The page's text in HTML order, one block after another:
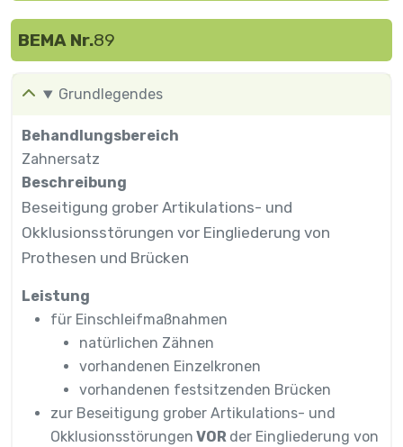
BEMA Nr.89
Grundlegendes
Behandlungsbereich
Zahnersatz
Beschreibung
Beseitigung grober Artikulations- und
Okklusionsstörungen vor Eingliederung von
Prothesen und Brücken
Leistung
für Einschleifmaßnahmen
natürlichen Zähnen
vorhandenen Einzelkronen
vorhandenen festsitzenden Brücken
zur Beseitigung grober Artikulations- und
Okklusionsstörungen VOR der Eingliederung von